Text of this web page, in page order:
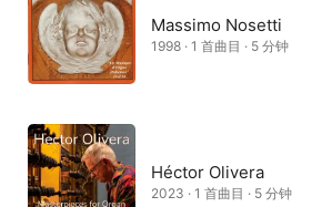
Massimo Nosetti
1998 · 1 首曲目 · 5 分钟
Héctor Olivera
2023 · 1 首曲目 · 5 分钟